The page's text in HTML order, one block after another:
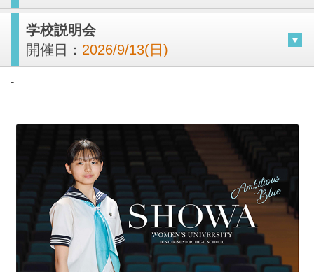
学校説明会
開催日： 2026/9/13(日)
-